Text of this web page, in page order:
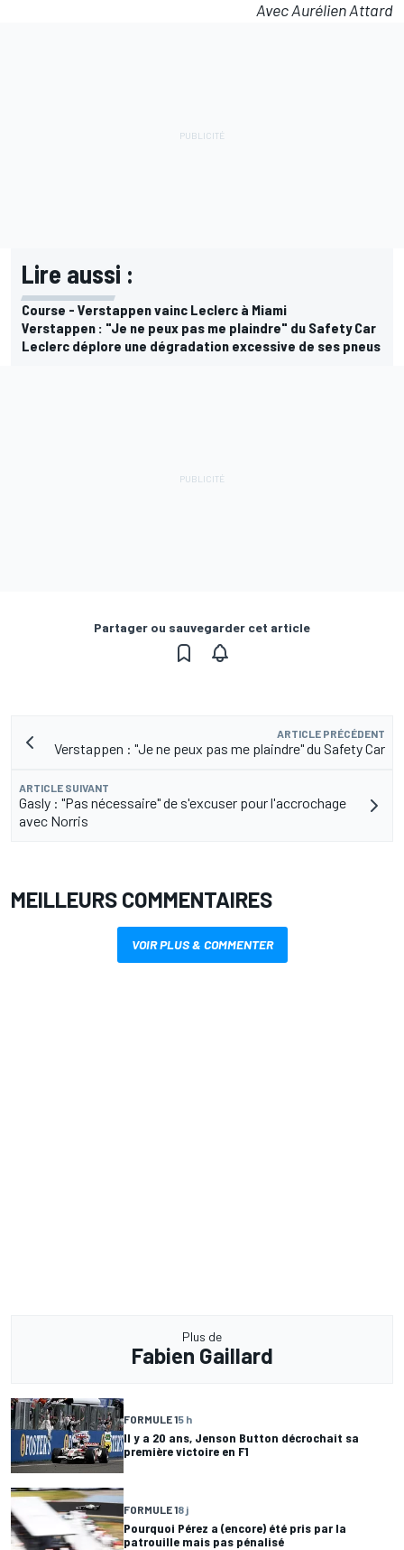
Avec Aurélien Attard
Lire aussi :
Course - Verstappen vainc Leclerc à Miami
Verstappen : "Je ne peux pas me plaindre" du Safety Car
Leclerc déplore une dégradation excessive de ses pneus
Partager ou sauvegarder cet article
ARTICLE PRÉCÉDENT
Verstappen : "Je ne peux pas me plaindre" du Safety Car
ARTICLE SUIVANT
Gasly : "Pas nécessaire" de s'excuser pour l'accrochage
avec Norris
MEILLEURS COMMENTAIRES
VOIR PLUS & COMMENTER
Plus de
Fabien Gaillard
FORMULE 15 h
Il y a 20 ans, Jenson Button décrochait sa
première victoire en F1
FORMULE 18 j
Pourquoi Pérez a (encore) été pris par la
patrouille mais pas pénalisé